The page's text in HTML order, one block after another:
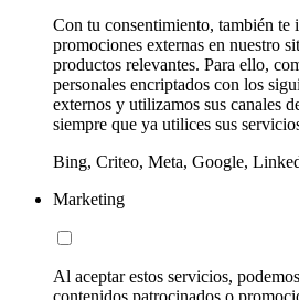
Con tu consentimiento, también te
promociones externas en nuestro
productos relevantes. Para ello,
personales encriptados con los
externos y utilizamos sus canales
siempre que ya utilices sus
Bing, Criteo, Meta, Google,
Marketing
Al aceptar estos servicios,
contenidos patrocinados o